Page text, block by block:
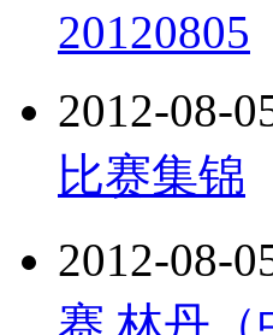
20120805
2012-08-
比赛集锦
2012-08-
赛 林丹（